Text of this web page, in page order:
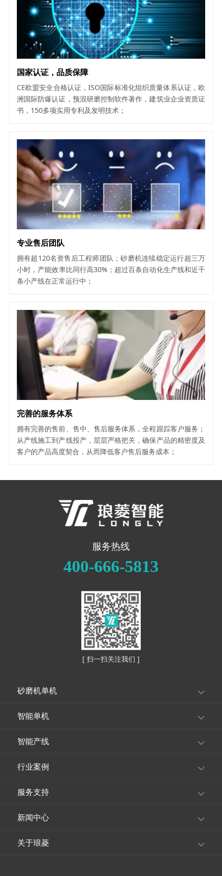
国家认证，品质保障
CE欧盟安全合格认证，ISO国际标准化组织质量体系认证，欧
洲国际防爆认证，预混研磨控制软件著作，建筑业企业资质证
书，150多项实用专利及发明技术；
专业售后团队
拥有超120名资售后工程师团队；砂磨机连续稳定运行超三万
小时，产能效率比同行高30%；超过百条自动化生产线和近千
条小产线在正常运行中；
完善的服务体系
拥有完善的售前、售中、售后服务体系，全程跟踪客户服务；
从产线施工到产线投产，层层严格把关，确保产品的精密度及
客户的产品高度契合，从而降低客户售后服务成本；
服务热线
400-666-5813
[ 扫一扫关注我们 ]
砂磨机单机
智能单机
智能产线
行业案例
服务支持
新闻中心
关于琅菱